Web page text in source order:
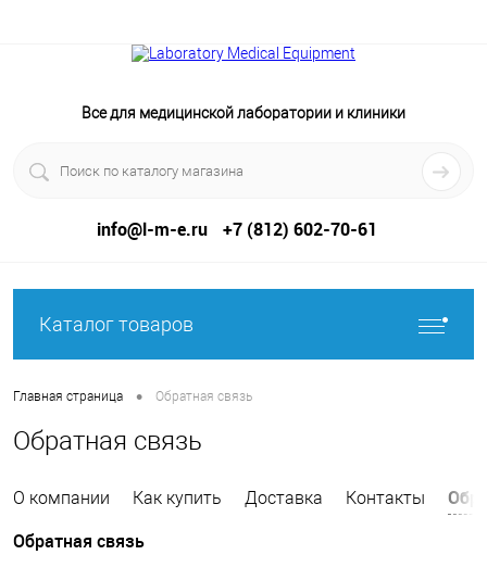
Все для медицинской лаборатории и клиники
info@l-m-e.ru +7 (812) 602-70-61
Каталог товаров
Главная страница • Обратная связь
Обратная связь
О компании Как купить Доставка Контакты
Обратная связь